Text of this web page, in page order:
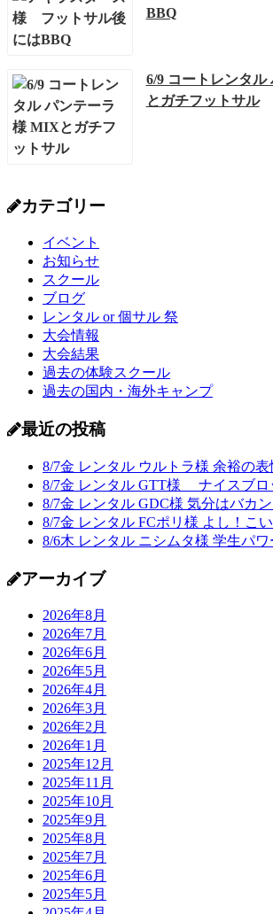
BBQ
6/9 コートレンタ
とガチフットサル
カテゴリー
イベント
お知らせ
スクール
ブログ
レンタル or 個サル 祭
大会情報
大会結果
過去の体験スクール
過去の国内・海外キャンプ
最近の投稿
8/7金 レンタル ウルトラ様 余裕の表
8/7金 レンタル GTT様 ナイスブロ
8/7金 レンタル GDC様 気分はバカン
8/7金 レンタル FCポリ様 よし！こい
8/6木 レンタル ニシムタ様 学生パワ
アーカイブ
2026年8月
2026年7月
2026年6月
2026年5月
2026年4月
2026年3月
2026年2月
2026年1月
2025年12月
2025年11月
2025年10月
2025年9月
2025年8月
2025年7月
2025年6月
2025年5月